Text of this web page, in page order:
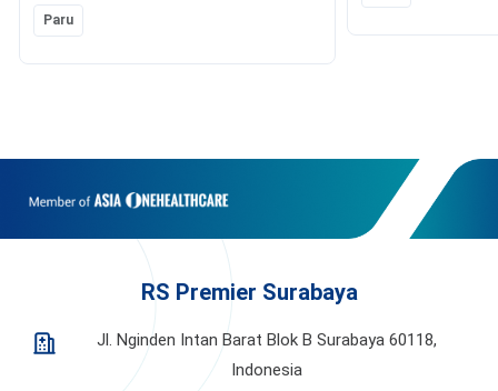
Paru
RS Premier Surabaya
Jl. Nginden Intan Barat Blok B Surabaya 60118,
Indonesia